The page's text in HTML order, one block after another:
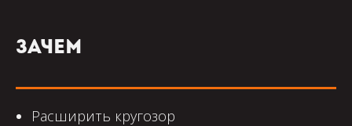
Зачем
Расширить кругозор